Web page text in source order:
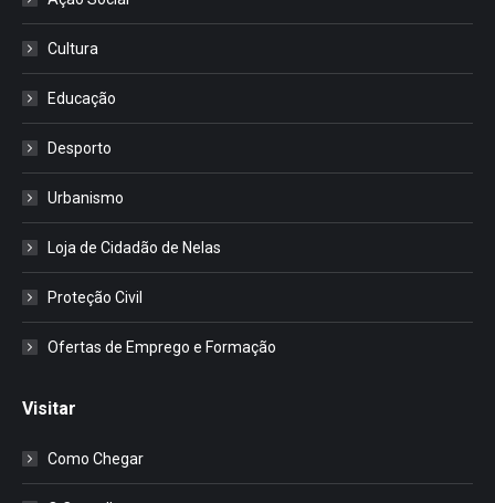
Cultura
Educação
Desporto
Urbanismo
Loja de Cidadão de Nelas
Proteção Civil
Ofertas de Emprego e Formação
Visitar
Como Chegar